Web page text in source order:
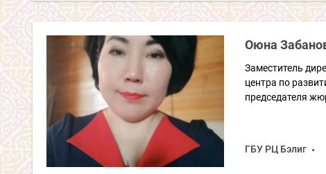
Оюна
Заместитель
центра по
председателя
ГБУ РЦ Бэлиг